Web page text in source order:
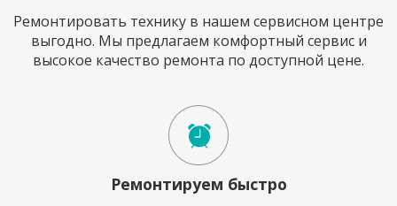
Ремонтировать технику в нашем сервисном центре
выгодно. Мы предлагаем комфортный сервис и
высокое качество ремонта по доступной цене.
Ремонтируем быстро